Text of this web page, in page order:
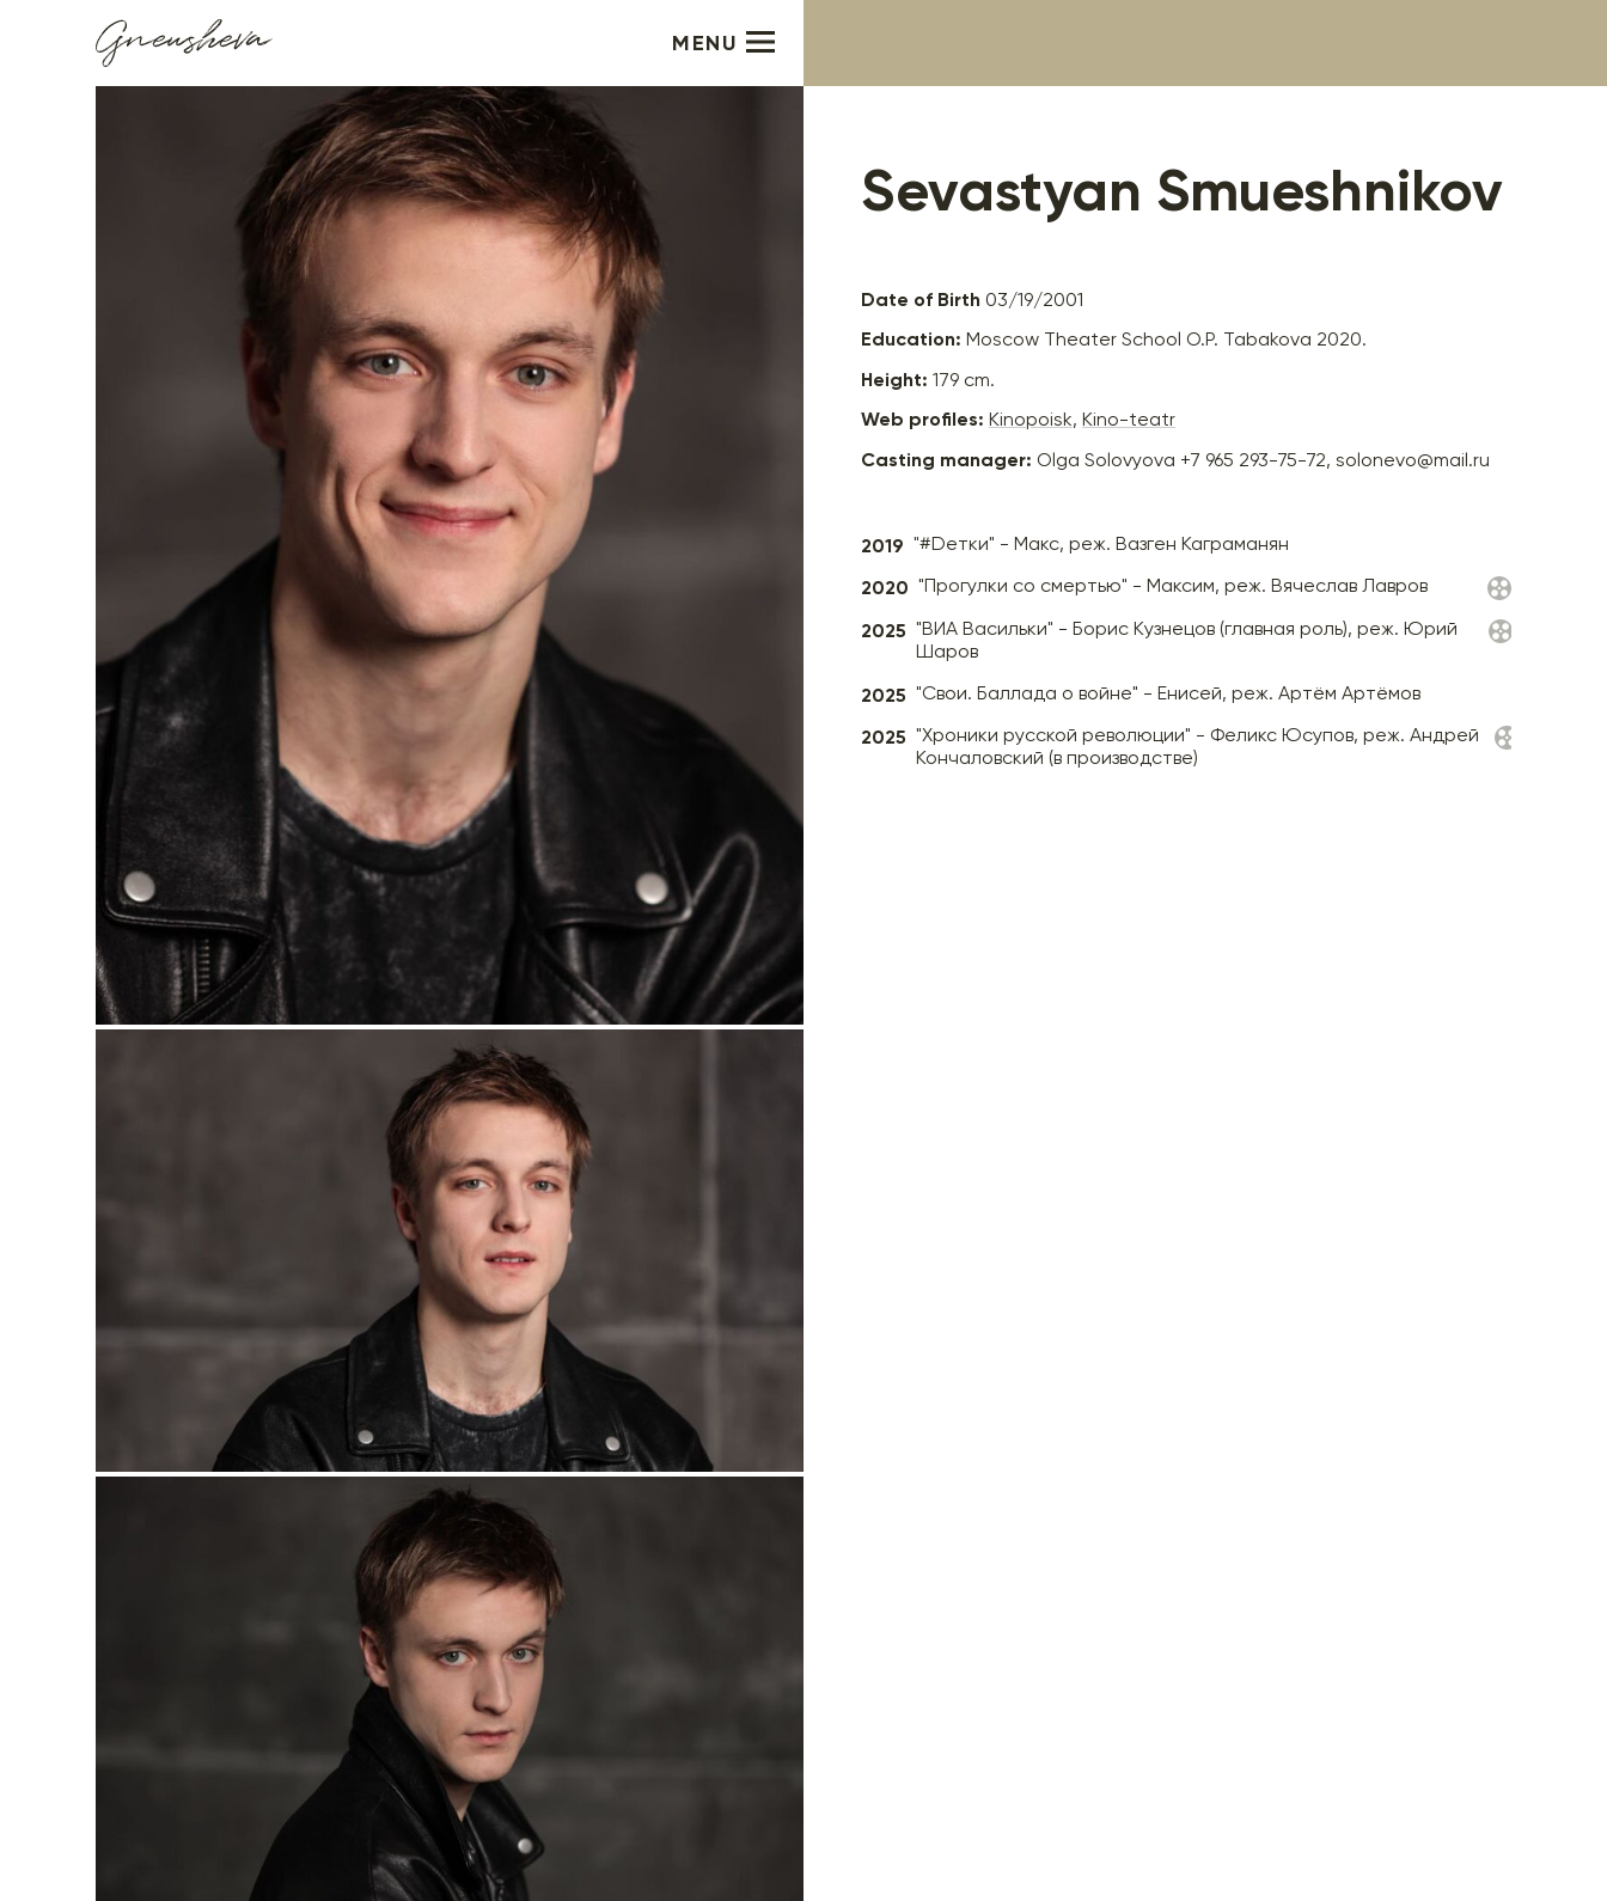
MENU
Sevastyan Smueshnikov
Date of Birth 03/19/2001
Education: Moscow Theater School O.P. Tabakova 2020.
Height: 179 cm.
Web profiles: Kinopoisk, Kino-teatr
Casting manager: Olga Solovyova +7 965 293-75-72, solonevo@mail.ru
2019 "#Dетки" - Макс, реж. Вазген Каграманян
2020 "Прогулки со смертью" - Максим, реж. Вячеслав Лавров
2025 "ВИА Васильки" - Борис Кузнецов (главная роль), реж. Юрий
Шаров
2025 "Свои. Баллада о войне" - Енисей, реж. Артём Артёмов
2025 "Хроники русской революции" - Феликс Юсупов, реж. Андрей
Кончаловский (в производстве)